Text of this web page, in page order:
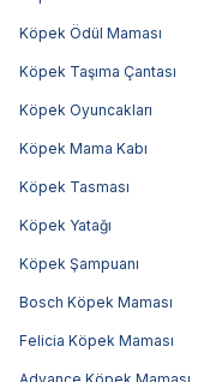
Köpek Ödül Maması
Köpek Taşıma Çantası
Köpek Oyuncakları
Köpek Mama Kabı
Köpek Tasması
Köpek Yatağı
Köpek Şampuanı
Bosch Köpek Maması
Felicia Köpek Maması